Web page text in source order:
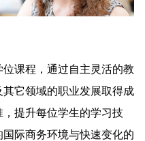
课程，通过自主灵活的教
它领域的职业发展取得成
提升每位学生的学习技
际商务环境与快速变化的